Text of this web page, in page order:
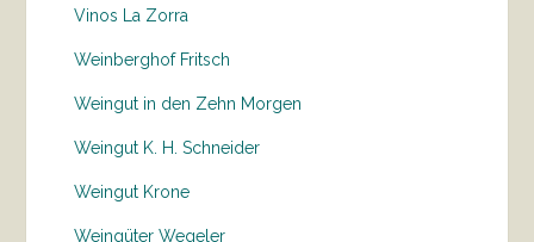
Vinos La Zorra
Weinberghof Fritsch
Weingut in den Zehn Morgen
Weingut K. H. Schneider
Weingut Krone
Weingüter Wegeler